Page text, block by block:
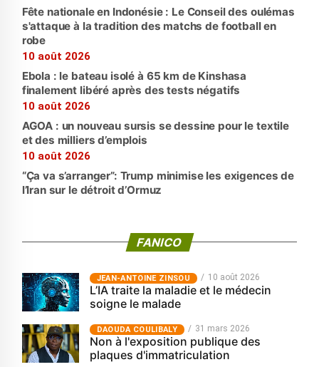
Fête nationale en Indonésie : Le Conseil des oulémas
s'attaque à la tradition des matchs de football en
robe
10 août 2026
Ebola : le bateau isolé à 65 km de Kinshasa
finalement libéré après des tests négatifs
10 août 2026
AGOA : un nouveau sursis se dessine pour le textile
et des milliers d’emplois
10 août 2026
“Ça va s’arranger”: Trump minimise les exigences de
l’Iran sur le détroit d’Ormuz
FANICO
JEAN-ANTOINE ZINSOU 10 août 2026
L’IA traite la maladie et le médecin
soigne le malade
‎DAOUDA COULIBALY 31 mars 2026
Non à l'exposition publique des
plaques d'immatriculation